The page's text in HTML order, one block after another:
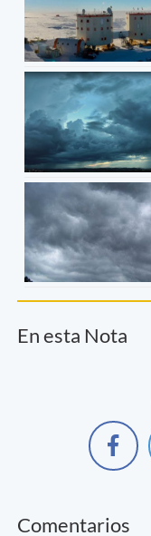
En esta Nota
Comentarios